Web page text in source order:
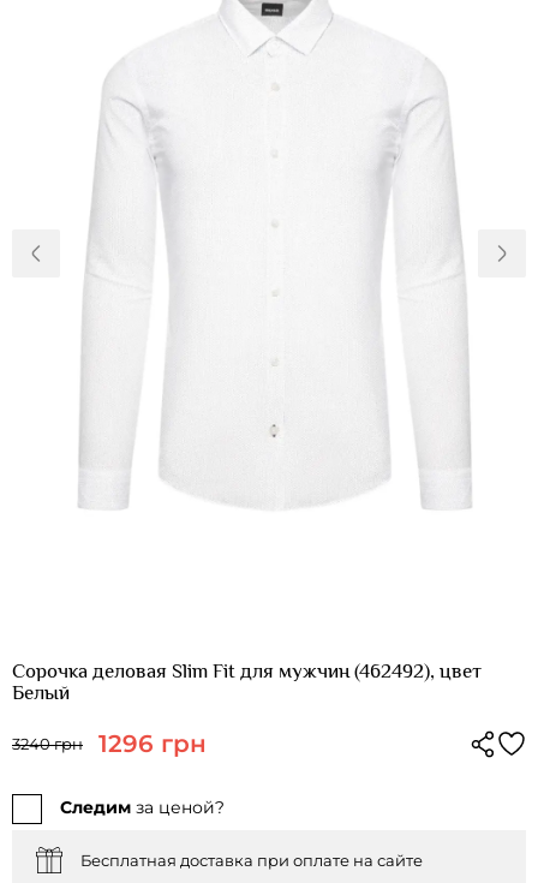
О нас
Возвращение
Вопросы и
+38(050)4840005
Сорочка деловая Slim Fit для мужчин (462492), цвет
Белый
3240 грн 1296 грн
Следим за ценой?
Бесплатная доставка при оплате на сайте